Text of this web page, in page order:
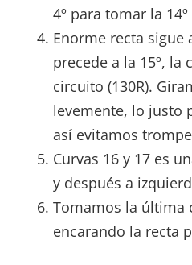
4º para tomar la
Enorme recta sigue
precede a la 15º, la
circuito (130R).
levemente, lo justo
así evitamos
Curvas 16 y 17 es
y después a
Tomamos la última
encarando la recta